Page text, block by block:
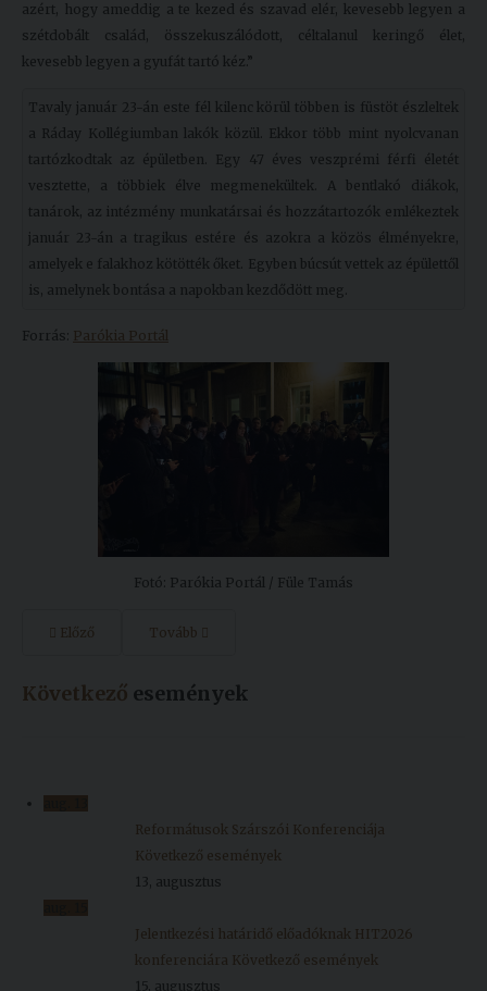
azért, hogy ameddig a te kezed és szavad elér, kevesebb legyen a
szétdobált család, összekuszálódott, céltalanul keringő élet,
kevesebb legyen a gyufát tartó kéz.”
Tavaly január 23-án este fél kilenc körül többen is füstöt észleltek
a Ráday Kollégiumban lakók közül. Ekkor több mint nyolcvanan
tartózkodtak az épületben. Egy 47 éves veszprémi férfi életét
vesztette, a többiek élve megmenekültek. A bentlakó diákok,
tanárok, az intézmény munkatársai és hozzátartozók emlékeztek
január 23-án a tragikus estére és azokra a közös élményekre,
amelyek e falakhoz kötötték őket. Egyben búcsút vettek az épülettől
is, amelynek bontása a napokban kezdődött meg.
Forrás: Parókia Portál
Fotó: Parókia Portál / Füle Tamás
Előző Tovább
Következő események
Reformátusok Szárszói Konferenciája
Következő események
13, augusztus
Jelentkezési határidő előadóknak HIT2026
konferenciára Következő események
15, augusztus